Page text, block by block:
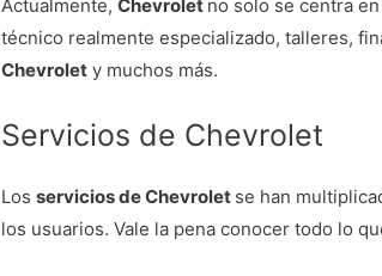
Actualmente,Chevrolet no solo se centra
técnico realmente especializado, talleres,
Chevrolet y muchos más.
Servicios de Chevrolet
Losservicios de Chevrolet se han
los usuarios. Vale la pena conocer todo lo